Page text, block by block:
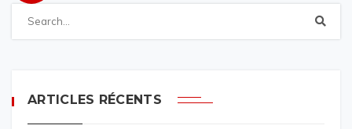
ARTICLES RÉCENTS